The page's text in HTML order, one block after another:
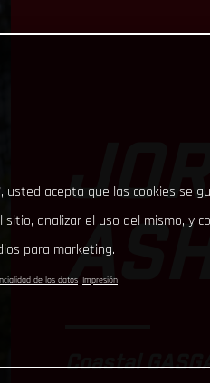
Coastal
usted acepta que las cookies se
analizar el uso del mismo, y
para marketing.
de los datos Impresión